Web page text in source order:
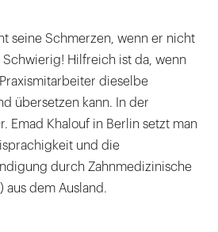
seine Schmerzen, wenn er nicht
Hilfreich ist da, wenn
dieselbe
übersetzen kann. In der
Emad Khalouf in Berlin setzt man
und die
durch Zahnmedizinische
aus dem Ausland.